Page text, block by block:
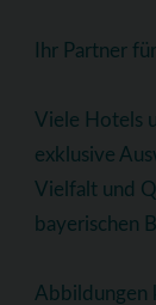
Ihr Partner
Viele Hotels
exklusive
Vielfalt und
bayerischen
Abbildungen